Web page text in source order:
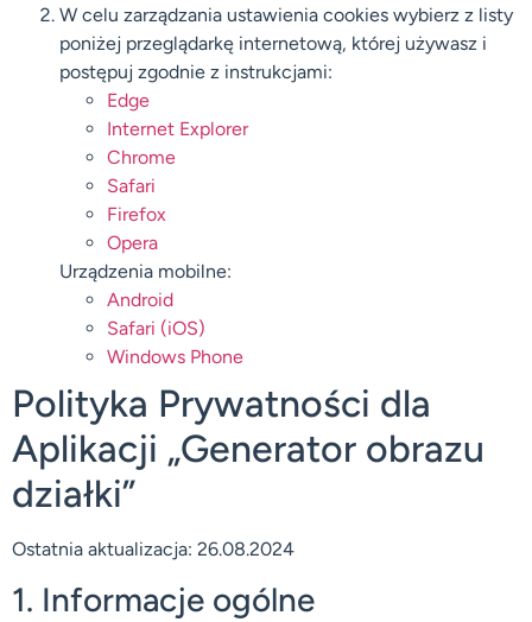
W celu zarządzania ustawienia cookies wybierz z listy
poniżej przeglądarkę internetową, której używasz i
postępuj zgodnie z instrukcjami:
Edge
Internet Explorer
Chrome
Safari
Firefox
Opera
Urządzenia mobilne:
Android
Safari (iOS)
Windows Phone
Polityka Prywatności dla
Aplikacji „Generator obrazu
działki”
Ostatnia aktualizacja: 26.08.2024
1. Informacje ogólne